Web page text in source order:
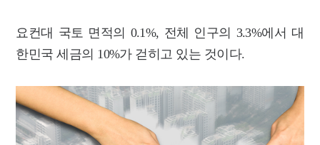
요컨대 국토 면적의 0.1%, 전체 인구의 3.3%에서 대
한민국 세금의 10%가 걷히고 있는 것이다.